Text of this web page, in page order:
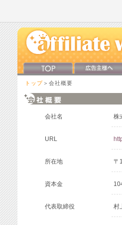
トップ ＞会社概要
会社名 株
URL
所在地 〒
資本金
代表取締役 村